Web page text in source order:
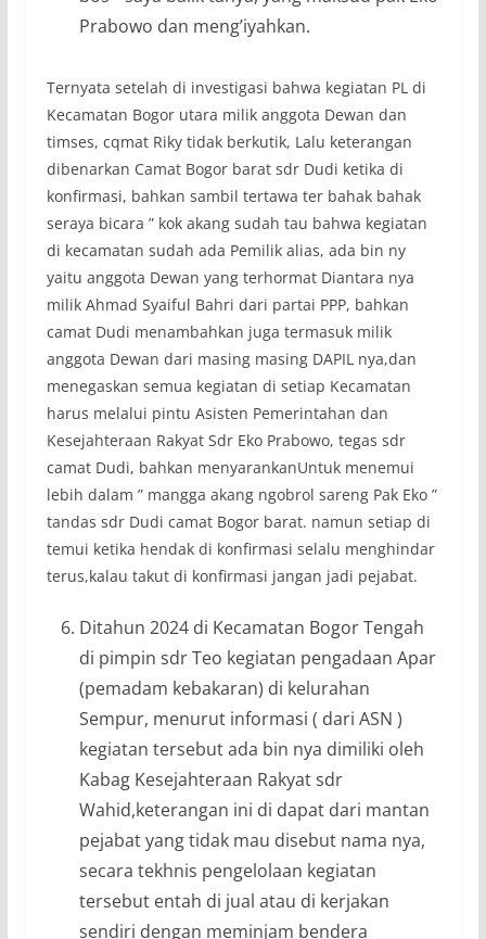
Prabowo dan meng’iyahkan.
Ternyata setelah di investigasi bahwa kegiatan PL di
Kecamatan Bogor utara milik anggota Dewan dan
timses, cqmat Riky tidak berkutik, Lalu keterangan
dibenarkan Camat Bogor barat sdr Dudi ketika di
konfirmasi, bahkan sambil tertawa ter bahak bahak
seraya bicara ” kok akang sudah tau bahwa kegiatan
di kecamatan sudah ada Pemilik alias, ada bin ny
yaitu anggota Dewan yang terhormat Diantara nya
milik Ahmad Syaiful Bahri dari partai PPP, bahkan
camat Dudi menambahkan juga termasuk milik
anggota Dewan dari masing masing DAPIL nya,dan
menegaskan semua kegiatan di setiap Kecamatan
harus melalui pintu Asisten Pemerintahan dan
Kesejahteraan Rakyat Sdr Eko Prabowo, tegas sdr
camat Dudi, bahkan menyarankanUntuk menemui
lebih dalam ” mangga akang ngobrol sareng Pak Eko ”
tandas sdr Dudi camat Bogor barat. namun setiap di
temui ketika hendak di konfirmasi selalu menghindar
terus,kalau takut di konfirmasi jangan jadi pejabat.
Ditahun 2024 di Kecamatan Bogor Tengah
di pimpin sdr Teo kegiatan pengadaan Apar
(pemadam kebakaran) di kelurahan
Sempur, menurut informasi ( dari ASN )
kegiatan tersebut ada bin nya dimiliki oleh
Kabag Kesejahteraan Rakyat sdr
Wahid,keterangan ini di dapat dari mantan
pejabat yang tidak mau disebut nama nya,
secara tekhnis pengelolaan kegiatan
tersebut entah di jual atau di kerjakan
sendiri dengan meminjam bendera